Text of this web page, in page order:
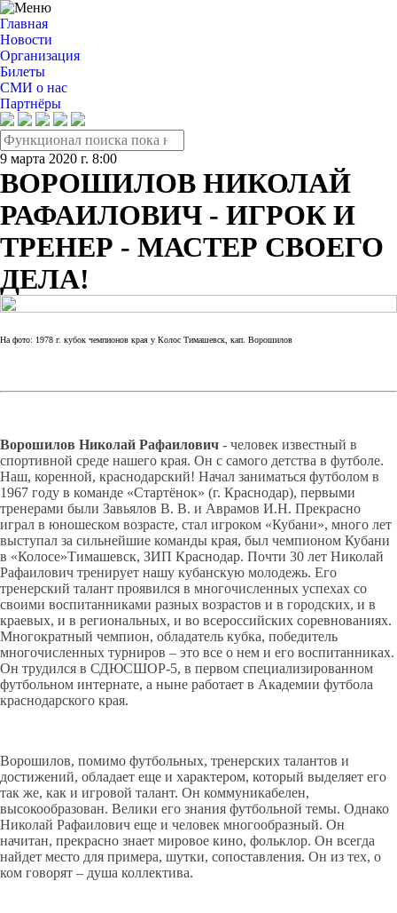
Главная
Новости
Организация
Билеты
СМИ о нас
Партнёры
9 марта 2020 г. 8:00
ВОРОШИЛОВ НИКОЛАЙ
РАФАИЛОВИЧ - ИГРОК И
ТРЕНЕР - МАСТЕР СВОЕГО
ДЕЛА!
На фото: 1978 г. кубок чемпионов края у Колос Тимашевск, кап. Ворошилов
Ворошилов Николай Рафаилович - человек известный в
спортивной среде нашего края. Он с самого детства в футболе.
Наш, коренной, краснодарский! Начал заниматься футболом в
1967 году в команде «Стартёнок» (г. Краснодар), первыми
тренерами были Завьялов В. В. и Аврамов И.Н. Прекрасно
играл в юношеском возрасте, стал игроком «Кубани», много лет
выступал за сильнейшие команды края, был чемпионом Кубани
в «Колосе»Тимашевск, ЗИП Краснодар. Почти 30 лет Николай
Рафаилович тренирует нашу кубанскую молодежь. Его
тренерский талант проявился в многочисленных успехах со
своими воспитанниками разных возрастов и в городских, и в
краевых, и в региональных, и во всероссийских соревнованиях.
Многократный чемпион, обладатель кубка, победитель
многочисленных турниров – это все о нем и его воспитанниках.
Он трудился в СДЮСШОР-5, в первом специализированном
футбольном интернате, а ныне работает в Академии футбола
краснодарского края.
Ворошилов, помимо футбольных, тренерских талантов и
достижений, обладает еще и характером, который выделяет его
так же, как и игровой талант. Он коммуникабелен,
высокообразован. Велики его знания футбольной темы. Однако
Николай Рафаилович еще и человек многообразный. Он
начитан, прекрасно знает мировое кино, фольклор. Он всегда
найдет место для примера, шутки, сопоставления. Он из тех, о
ком говорят – душа коллектива.